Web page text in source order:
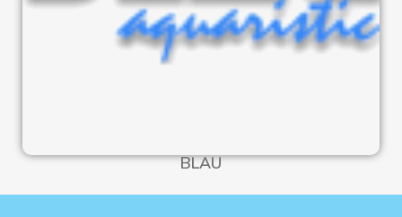
BLAU